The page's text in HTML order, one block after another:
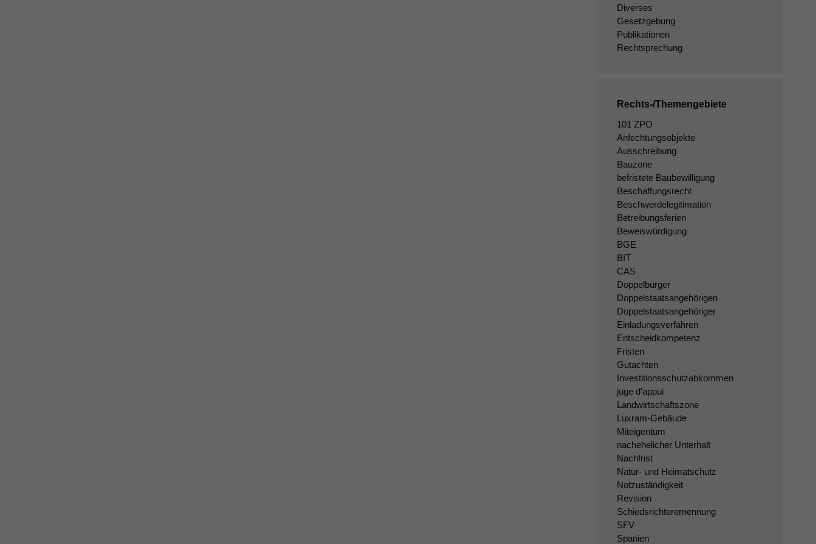
Diverses
Gesetzgebung
Publikationen
Rechtsprechung
Rechts-/Themengebiete
101 ZPO
Anfechtungsobjekte
Ausschreibung
Bauzone
befristete Baubewilligung
Beschaffungsrecht
Beschwerdelegitimation
Betreibungsferien
Beweiswürdigung
BGE
BIT
CAS
Doppelbürger
Doppelstaatsangehörigen
Doppelstaatsangehöriger
Einladungsverfahren
Entscheidkompetenz
Fristen
Gutachten
Investitionsschutzabkommen
juge d'appui
Landwirtschaftszone
Luxram-Gebäude
Miteigentum
nachehelicher Unterhalt
Nachfrist
Natur- und Heimatschutz
Notzuständigkeit
Revision
Schiedsrichterernennung
SFV
Spanien